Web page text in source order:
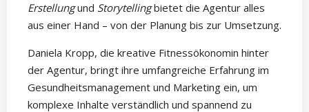
Erstellungund Storytellingbietet die Agentur alles
aus einer Hand – von der Planung bis zur Umsetzung.
Daniela Kropp, die kreative Fitnessökonomin hinter
der Agentur, bringt ihre umfangreiche Erfahrung im
Gesundheitsmanagement und Marketing ein, um
komplexe Inhalte verständlich und spannend zu